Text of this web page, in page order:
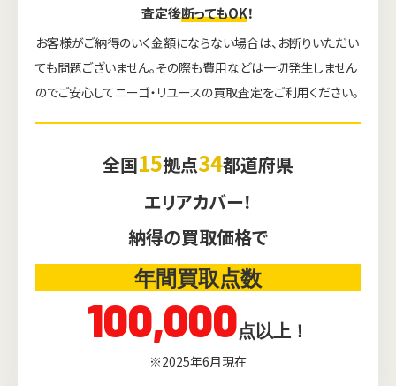
査定後断ってもOK！
お客様がご納得のいく金額にならない場合は、お断りいただい
ても問題ございません。その際も費用などは一切発生しません
のでご安心してニーゴ・リユースの買取査定をご利用ください。
全国15拠点34都道府県
エリアカバー！
納得の買取価格で
年間買取点数
100,000点以上！
※2025年6月現在